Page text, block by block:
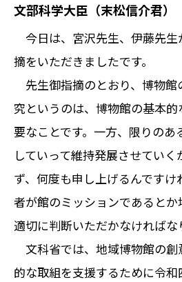
文部科学大臣（末松信介君）
今日は、宮沢先生、伊藤先生
摘をいただきましたです。
先生御指摘のとおり、博物館
究というのは、博物館の基本
要なことです。一方、限りのあ
していって維持発展させてい
ず、何度も申し上げるんです
者が館のミッションであると
適切に判断いただかなければな
文科省では、地域博物館の創
的な取組を支援するために令